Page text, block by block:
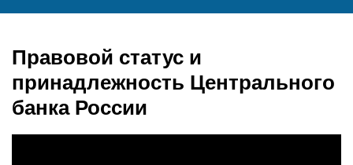
Правовой статус и
принадлежность Центрального
банка России